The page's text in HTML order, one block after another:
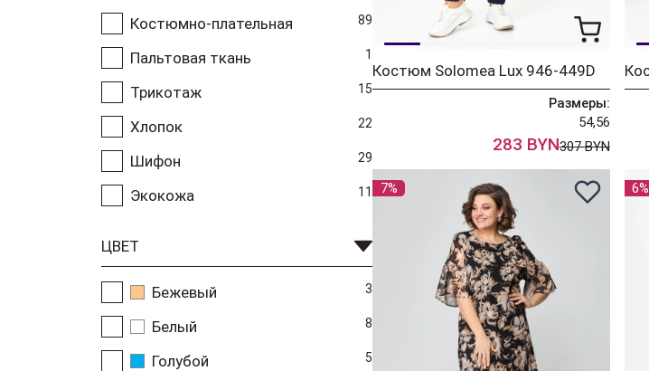
Костюмно-плательная 89
Пальтовая ткань 1
Трикотаж 15
Хлопок 22
Шифон 29
Экокожа 11
ЦВЕТ
Бежевый 3
Белый 8
Голубой 5
Костюм Solomea Lux 946-449D
Размеры:
54,56
283 BYN307 BYN
7% 6%